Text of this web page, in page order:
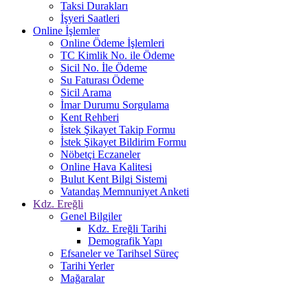
Taksi Durakları
İşyeri Saatleri
Online İşlemler
Online Ödeme İşlemleri
TC Kimlik No. ile Ödeme
Sicil No. İle Ödeme
Su Faturası Ödeme
Sicil Arama
İmar Durumu Sorgulama
Kent Rehberi
İstek Şikayet Takip Formu
İstek Şikayet Bildirim Formu
Nöbetçi Eczaneler
Online Hava Kalitesi
Bulut Kent Bilgi Sistemi
Vatandaş Memnuniyet Anketi
Kdz. Ereğli
Genel Bilgiler
Kdz. Ereğli Tarihi
Demografik Yapı
Efsaneler ve Tarihsel Süreç
Tarihi Yerler
Mağaralar